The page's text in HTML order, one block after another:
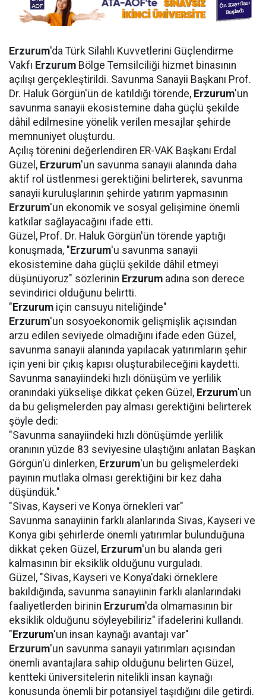
Erzurum'da Türk Silahlı Kuvvetlerini Güçlendirme
Vakfı Erzurum Bölge Temsilciliği hizmet binasının
açılışı gerçekleştirildi. Savunma Sanayii Başkanı Prof.
Dr. Haluk Görgün'ün de katıldığı törende, Erzurum'un
savunma sanayii ekosistemine daha güçlü şekilde
dâhil edilmesine yönelik verilen mesajlar şehirde
memnuniyet oluşturdu.
Açılış törenini değerlendiren ER-VAK Başkanı Erdal
Güzel, Erzurum'un savunma sanayii alanında daha
aktif rol üstlenmesi gerektiğini belirterek, savunma
sanayii kuruluşlarının şehirde yatırım yapmasının
Erzurum'un ekonomik ve sosyal gelişimine önemli
katkılar sağlayacağını ifade etti.
Güzel, Prof. Dr. Haluk Görgün'ün törende yaptığı
konuşmada, " Erzurum'u savunma sanayii
ekosistemine daha güçlü şekilde dâhil etmeyi
düşünüyoruz" sözlerinin Erzurum adına son derece
sevindirici olduğunu belirtti.
" Erzurum için cansuyu niteliğinde"
Erzurum'un sosyoekonomik gelişmişlik açısından
arzu edilen seviyede olmadığını ifade eden Güzel,
savunma sanayii alanında yapılacak yatırımların şehir
için yeni bir çıkış kapısı oluşturabileceğini kaydetti.
Savunma sanayiindeki hızlı dönüşüm ve yerlilik
oranındaki yükselişe dikkat çeken Güzel, Erzurum'un
da bu gelişmelerden pay alması gerektiğini belirterek
şöyle dedi:
"Savunma sanayiindeki hızlı dönüşümde yerlilik
oranının yüzde 83 seviyesine ulaştığını anlatan Başkan
Görgün'ü dinlerken, Erzurum'un bu gelişmelerdeki
payının mutlaka olması gerektiğini bir kez daha
düşündük."
"Sivas, Kayseri ve Konya örnekleri var"
Savunma sanayiinin farklı alanlarında Sivas, Kayseri ve
Konya gibi şehirlerde önemli yatırımlar bulunduğuna
dikkat çeken Güzel, Erzurum'un bu alanda geri
kalmasının bir eksiklik olduğunu vurguladı.
Güzel, "Sivas, Kayseri ve Konya'daki örneklere
bakıldığında, savunma sanayiinin farklı alanlarındaki
faaliyetlerden birinin Erzurum'da olmamasının bir
eksiklik olduğunu söyleyebiliriz" ifadelerini kullandı.
" Erzurum'un insan kaynağı avantajı var"
Erzurum'un savunma sanayii yatırımları açısından
önemli avantajlara sahip olduğunu belirten Güzel,
kentteki üniversitelerin nitelikli insan kaynağı
konusunda önemli bir potansiyel taşıdığını dile getirdi.